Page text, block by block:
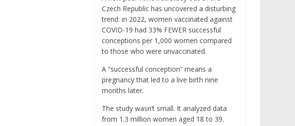
Czech Republic has uncovered a disturbing
trend: in 2022, women vaccinated against
COVID-19 had 33% FEWER successful
conceptions per 1,000 women compared
to those who were unvaccinated.
A “successful conception” means a
pregnancy that led to a live birth nine
months later.
The study wasn’t small. It analyzed data
from 1.3 million women aged 18 to 39.